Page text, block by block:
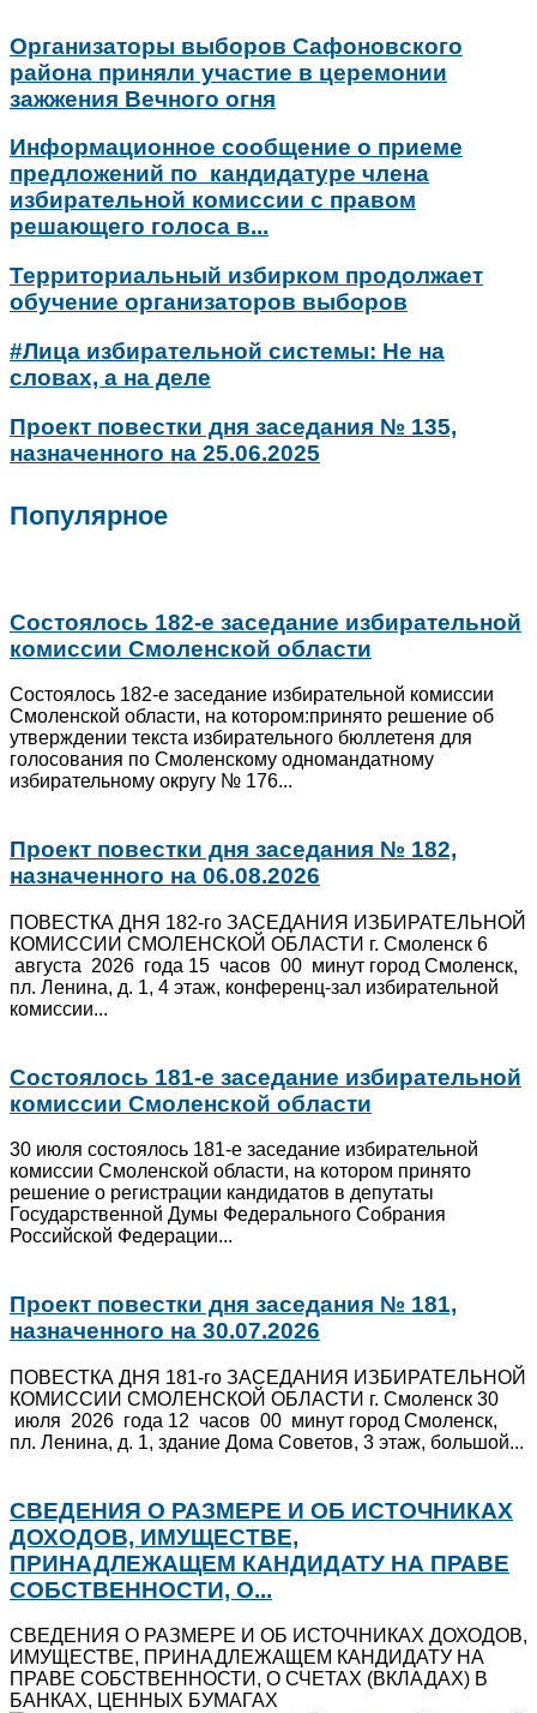
Организаторы выборов Сафоновского
района приняли участие в церемонии
зажжения Вечного огня
Информационное сообщение о приеме
предложений по кандидатуре члена
избирательной комиссии с правом
решающего голоса в...
Территориальный избирком продолжает
обучение организаторов выборов
#Лица избирательной системы: Не на
словах, а на деле
Проект повестки дня заседания № 135,
назначенного на 25.06.2025
Популярное
Состоялось 182-е заседание избирательной
комиссии Смоленской области
Состоялось 182-е заседание избирательной комиссии
Смоленской области, на котором:принято решение об
утверждении текста избирательного бюллетеня для
голосования по Смоленскому одномандатному
избирательному округу № 176...
Проект повестки дня заседания № 182,
назначенного на 06.08.2026
ПОВЕСТКА ДНЯ 182-го ЗАСЕДАНИЯ ИЗБИРАТЕЛЬНОЙ
КОМИССИИ СМОЛЕНСКОЙ ОБЛАСТИ г. Смоленск 6
августа 2026 года 15 часов 00 минут город Смоленск,
пл. Ленина, д. 1, 4 этаж, конференц-зал избирательной
комиссии...
Состоялось 181-е заседание избирательной
комиссии Смоленской области
30 июля состоялось 181-е заседание избирательной
комиссии Смоленской области, на котором принято
решение о регистрации кандидатов в депутаты
Государственной Думы Федерального Собрания
Российской Федерации...
Проект повестки дня заседания № 181,
назначенного на 30.07.2026
ПОВЕСТКА ДНЯ 181-го ЗАСЕДАНИЯ ИЗБИРАТЕЛЬНОЙ
КОМИССИИ СМОЛЕНСКОЙ ОБЛАСТИ г. Смоленск 30
июля 2026 года 12 часов 00 минут город Смоленск,
пл. Ленина, д. 1, здание Дома Советов, 3 этаж, большой...
СВЕДЕНИЯ О РАЗМЕРЕ И ОБ ИСТОЧНИКАХ
ДОХОДОВ, ИМУЩЕСТВЕ,
ПРИНАДЛЕЖАЩЕМ КАНДИДАТУ НА ПРАВЕ
СОБСТВЕННОСТИ, О...
СВЕДЕНИЯ О РАЗМЕРЕ И ОБ ИСТОЧНИКАХ ДОХОДОВ,
ИМУЩЕСТВЕ, ПРИНАДЛЕЖАЩЕМ КАНДИДАТУ НА
ПРАВЕ СОБСТВЕННОСТИ, О СЧЕТАХ (ВКЛАДАХ) В
БАНКАХ, ЦЕННЫХ БУМАГАХ